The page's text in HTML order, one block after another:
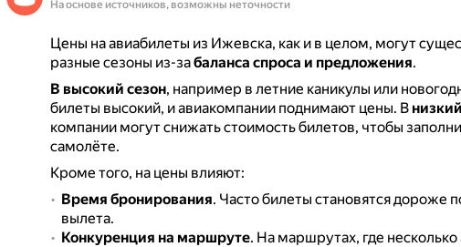
На основе источников, возможны неточности
Цены на авиабилеты из Ижевска, как и в целом, могут
разные сезоны из-забаланса спроса и предложения.
В высокий сезон, например в летние каникулы или
билеты высокий, и авиакомпании поднимают цены. В
компании могут снижать стоимость билетов, чтобы
самолёте.
Кроме того, на цены влияют:
Время бронирования. Часто билеты становятся дороже
вылета.
Конкуренция на маршруте. На маршрутах, где